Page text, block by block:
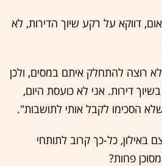
דווקא על רקע שיוך הדירות, לא
רוצה להתחלק איתם במסים, ולכן
דירות. אני לא כועסת היום,
הסכימו לקבל אותי לתושבות".
כל-כך קרוב לתותחי
פחות?